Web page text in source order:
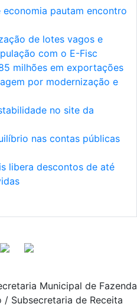
economia pautam encontro
de lotes vagos e
com o E-Fisc
milhões em exportações
por modernização e
no site da
nas contas públicas
libera descontos de até
Municipal de Fazenda
/ Subsecretaria de Receita